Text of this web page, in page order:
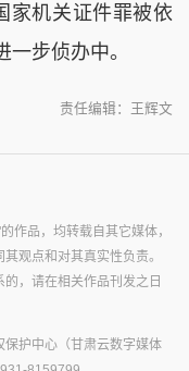
家机关证件罪被依
步侦办中。
责任编辑：王辉文
作品，均转载自其它媒体，
观点和对其真实性负责。
，请在相关作品刊发之日
护中心（甘肃云数字媒体